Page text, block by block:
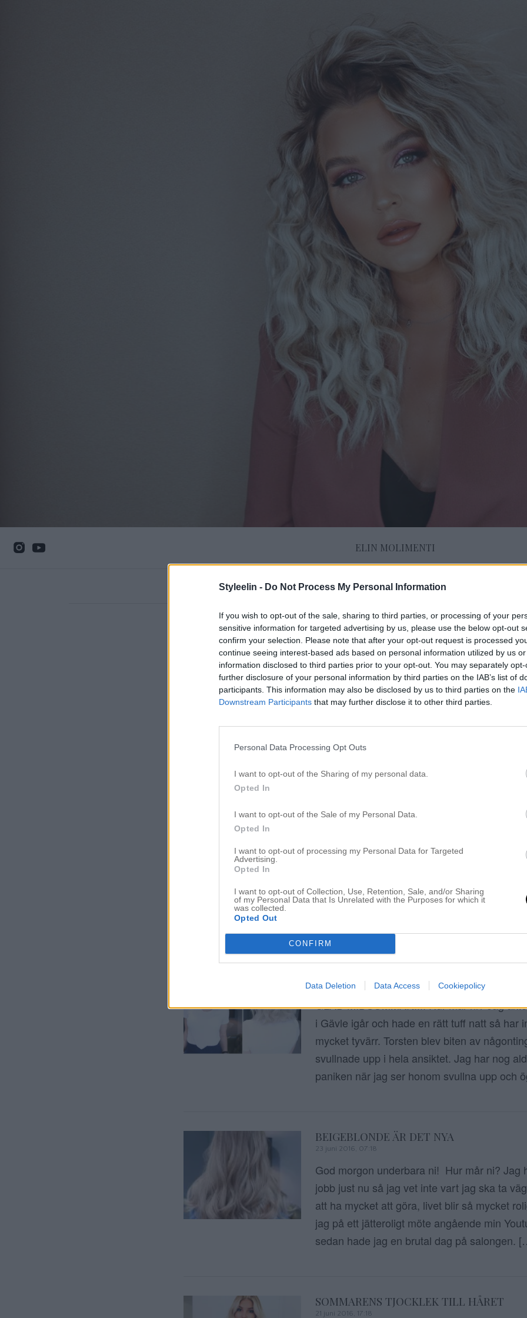
Styleelin - Do Not Process My Personal Information
If you wish to opt-out of the sale, sharing to third parties, or processing of your
sensitive information for targeted advertising by us, please use the below opt-out
confirm your selection. Please note that after your opt-out request is processed
continue seeing interest-based ads based on personal information utilized by us
information disclosed to third parties prior to your opt-out. You may separately
further disclosure of your personal information by third parties on the IAB’s list of
participants. This information may also be disclosed by us to third parties on the
Downstream Participants that may further disclose it to other third parties.
Personal Data Processing Opt Outs
I want to opt-out of the Sharing of my personal data.
Opted In
I want to opt-out of the Sale of my Personal Data.
Opted In
I want to opt-out of processing my Personal Data for Targeted
Advertising.
Opted In
I want to opt-out of Collection, Use, Retention, Sale, and/or Sharing
of my Personal Data that Is Unrelated with the Purposes for which it
was collected.
Opted Out
CONFIRM
Data Deletion Data Access Cookiepolicy
ELIN MOLIMENTI
ERIN WASSON’S NYA LOOK
26 juni 2016, 11:08
God morgon! Jag satt och kikade runt och
chockad över att supermodellen Erin Wasson
look. För mig har hon alltid varit den tjej med
en lätt ombre. MEN, som det är med alla
modeller så var detta en peruk. Erin fotade
24 juni 2016, 15:45
er hårtips till midsommar?! Tack alla ni för
brukar alltid ge er inspiration inför högtider
24 juni 2016, 10:39
GLAD MIDSOMMAR!!!! Hur mår ni? Jag
i Gävle igår och hade en rätt tuff natt så har
mycket tyvärr. Torsten blev biten av
svullnade upp i hela ansiktet. Jag har nog
paniken när jag ser honom svullna upp och
BEIGEBLONDE ÄR DET NYA
23 juni 2016, 07:18
God morgon underbara ni! Hur mår ni? Jag
jobb just nu så jag vet inte vart jag ska ta
att ha mycket att göra, livet blir så mycket
jag på ett jätteroligt möte angående min
sedan hade jag en brutal dag på salongen.
SOMMARENS TJOCKLEK TILL HÅRET
21 juni 2016, 17:18